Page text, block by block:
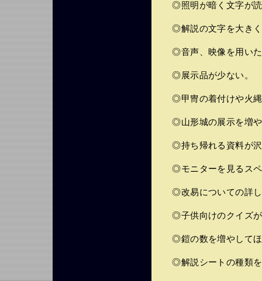
◎照明が暗く文字が読
◎解説の文字を大きく
◎音声、映像を用いた
◎展示品が少ない。
◎甲冑の着付けや火縄
◎山形城の展示を増や
◎持ち帰れる資料が沢
◎モニターを見るスペ
◎改易についての詳し
◎子供向けのクイズが
◎鎧の数を増やして
◎解説シートの種類を